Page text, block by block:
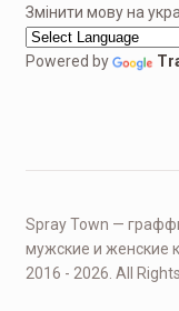
Змінити мову на
Powered by
Spray Town —
мужские и женские
2016 - 2026. All